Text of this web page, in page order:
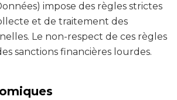
impose des règles strictes
et de traitement des
Le non-respect de ces règles
sanctions financières lourdes.